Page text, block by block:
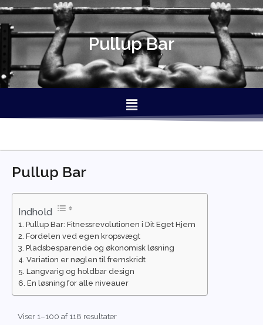
Gå
indholdet
Pullup Bar
Menu
Pullup Bar
Indhold
Pullup Bar: Fitnessrevolutionen i Dit Eget Hjem
Fordelen ved egen kropsvægt
Pladsbesparende og økonomisk løsning
Variation er nøglen til fremskridt
Langvarig og holdbar design
En løsning for alle niveauer
Viser 1–100 af 118 resultater